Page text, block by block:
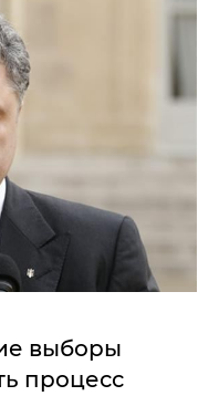
выборы
процесс